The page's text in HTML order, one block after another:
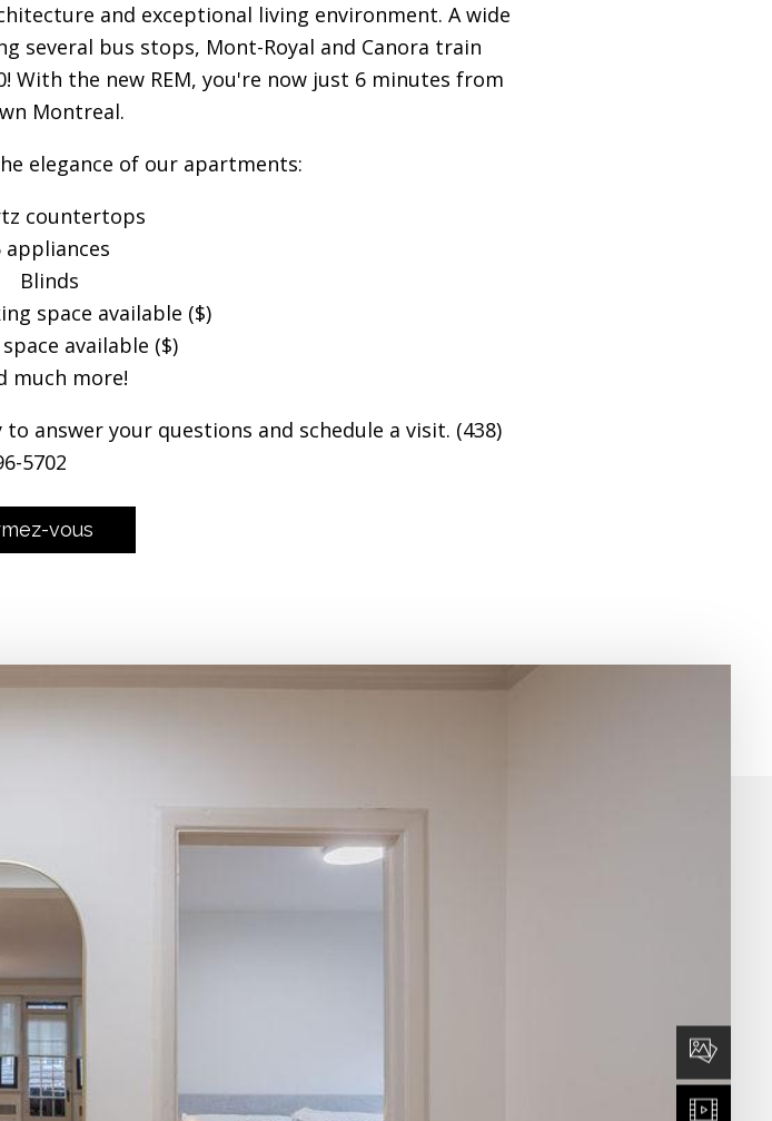
and exceptional living environment. A wide
several bus stops, Mont-Royal and Canora train
With the new REM, you're now just 6 minutes from
Montreal.
elegance of our apartments:
countertops
appliances
Blinds
space available ($)
available ($)
much more!
answer your questions and schedule a visit. (438)
5702
vous